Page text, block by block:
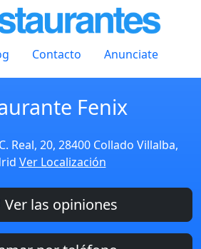
Contacto Anunciate
Fenix
C. Real, 20, 28400 Collado Villalba,
Ver Localización
las opiniones